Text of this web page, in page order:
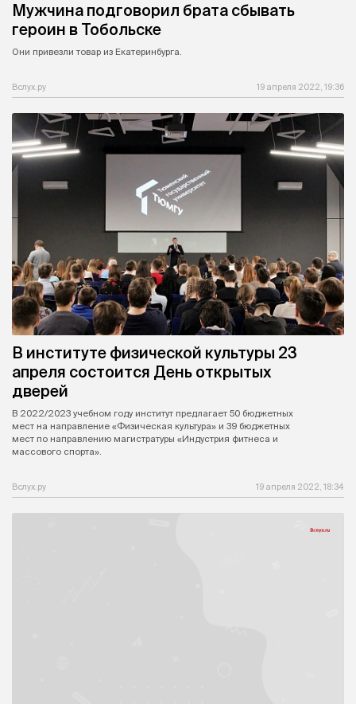
Мужчина подговорил брата сбывать
героин в Тобольске
Они привезли товар из Екатеринбурга.
Вслух.ру 19 апреля 2022, 19:36
В институте физической культуры 23
апреля состоится День открытых
дверей
В 2022/2023 учебном году институт предлагает 50 бюджетных
мест на направление «Физическая культура» и 39 бюджетных
мест по направлению магистратуры «Индустрия фитнеса и
массового спорта».
Вслух.ру 19 апреля 2022, 18:34